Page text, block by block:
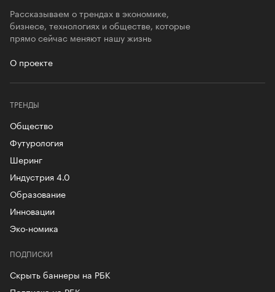
Рассказываем о трендах в экономике,
бизнесе, технологиях и обществе, которые
прямо сейчас меняют нашу жизнь
О проекте
ТРЕНДЫ
Общество
Футурология
Шеринг
Индустрия 4.0
Образование
Инновации
Эко-номика
ПОДПИСКИ
Скрыть баннеры на РБК